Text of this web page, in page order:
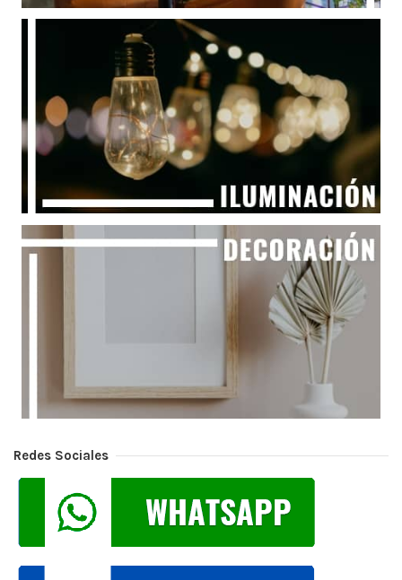
Redes Sociales